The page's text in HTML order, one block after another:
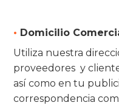
• Domicilio
Utiliza nuestra
proveedores y
así como en tu
correspondencia